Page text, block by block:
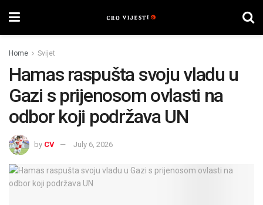
Home Svijet
Hamas raspušta svoju vladu u
Gazi s prijenosom ovlasti na
odbor koji podržava UN
by CV July 6, 2026